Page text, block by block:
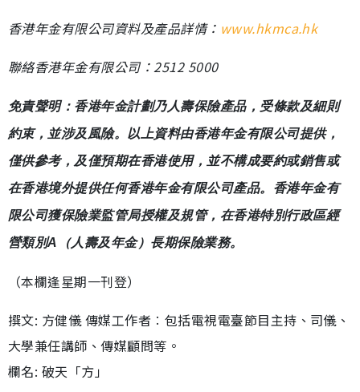
香港年金有限公司資料及產品詳情： www.hkmca.hk
聯絡香港年金有限公司：2512 5000
免責聲明：香港年金計劃乃人壽保險產品，受條款及細則
約束，並涉及風險。以上資料由香港年金有限公司提供，
僅供參考，及僅預期在香港使用，並不構成要約或銷售或
在香港境外提供任何香港年金有限公司產品。香港年金有
限公司獲保險業監管局授權及規管，在香港特別行政區經
營類別A（人壽及年金）長期保險業務。
（本欄逢星期一刊登）
撰文: 方健儀 傳媒工作者︰包括電視電臺節目主持、司儀、
大學兼任講師、傳媒顧問等。
欄名: 破天「方」